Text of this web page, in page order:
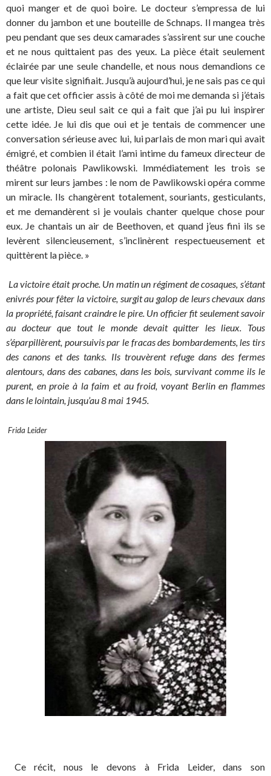
quoi manger et de quoi boire. Le docteur s’empressa de lui
donner du jambon et une bouteille de Schnaps. Il mangea très
peu pendant que ses deux camarades s’assirent sur une couche
et ne nous quittaient pas des yeux. La pièce était seulement
éclairée par une seule chandelle, et nous nous demandions ce
que leur visite signifiait. Jusqu’à aujourd’hui, je ne sais pas ce qui
a fait que cet officier assis à côté de moi me demanda si j’étais
une artiste, Dieu seul sait ce qui a fait que j’ai pu lui inspirer
cette idée. Je lui dis que oui et je tentais de commencer une
conversation sérieuse avec lui, lui parlais de mon mari qui avait
émigré, et combien il était l’ami intime du fameux directeur de
théâtre polonais Pawlikowski. Immédiatement les trois se
mirent sur leurs jambes : le nom de Pawlikowski opéra comme
un miracle. Ils changèrent totalement, souriants, gesticulants,
et me demandèrent si je voulais chanter quelque chose pour
eux. Je chantais un air de Beethoven, et quand j’eus fini ils se
levèrent silencieusement, s’inclinèrent respectueusement et
quittèrent la pièce. »
La victoire était proche. Un matin un régiment de cosaques, s’étant
enivrés pour fêter la victoire, surgit au galop de leurs chevaux dans
la propriété, faisant craindre le pire. Un officier fit seulement savoir
au docteur que tout le monde devait quitter les lieux. Tous
s’éparpillèrent, poursuivis par le fracas des bombardements, les tirs
des canons et des tanks. Ils trouvèrent refuge dans des fermes
alentours, dans des cabanes, dans les bois, survivant comme ils le
purent, en proie à la faim et au froid, voyant Berlin en flammes
dans le lointain, jusqu’au 8 mai 1945.
Frida Leider
Ce récit, nous le devons à Frida Leider, dans son